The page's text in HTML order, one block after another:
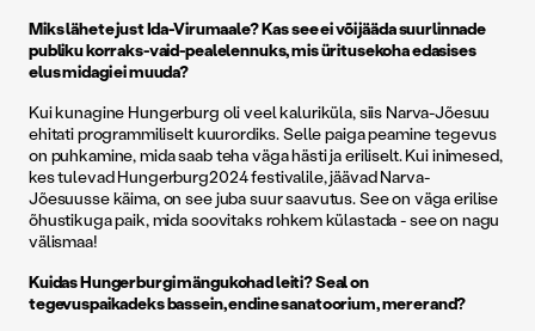
Miks lähete just Ida-Virumaale? Kas see ei või jääda suurlinnade
publiku korraks-vaid-pealelennuks, mis üritusekoha edasises
elus midagi ei muuda?
Kui kunagine Hungerburg oli veel kaluriküla, siis Narva-Jõesuu
ehitati programmiliselt kuurordiks. Selle paiga peamine tegevus
on puhkamine, mida saab teha väga hästi ja eriliselt. Kui inimesed,
kes tulevad Hungerburg2024 festivalile, jäävad Narva-
Jõesuusse käima, on see juba suur saavutus. See on väga erilise
õhustikuga paik, mida soovitaks rohkem külastada - see on nagu
välismaa!
Kuidas Hungerburgi mängukohad leiti? Seal on
tegevuspaikadeks bassein, endine sanatoorium, mererand?